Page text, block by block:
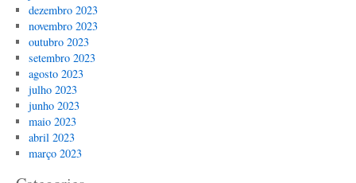
dezembro 2023
novembro 2023
outubro 2023
setembro 2023
agosto 2023
julho 2023
junho 2023
maio 2023
abril 2023
março 2023